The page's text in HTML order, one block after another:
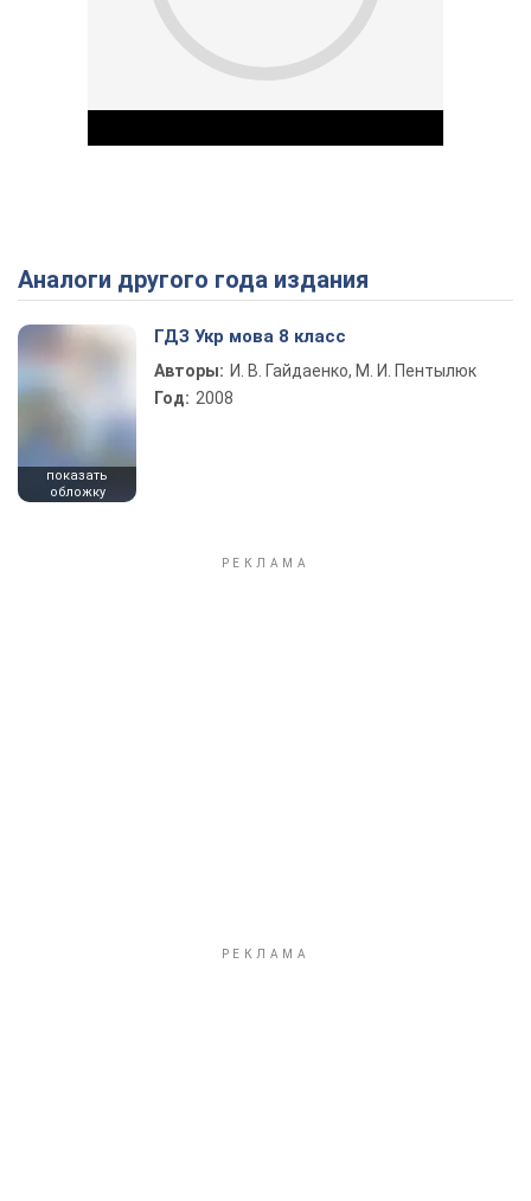
Play Video
Аналоги другого года издания
показать
обложку
ГДЗ Укр мова 8 класс
Авторы: И. В. Гайдаенко, М. И. Пентылюк
Год: 2008